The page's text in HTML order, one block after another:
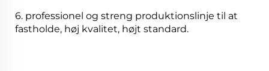
6. professionel og streng produktionslinje til at
fastholde, høj kvalitet, højt standard.